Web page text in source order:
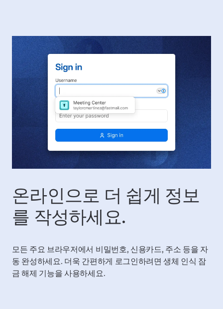
온라인으로 더 쉽게 정보
를 작성하세요.
모든 주요 브라우저에서 비밀번호, 신용카드, 주소 등을 자
동 완성하세요. 더욱 간편하게 로그인하려면 생체 인식 잠
금 해제 기능을 사용하세요.